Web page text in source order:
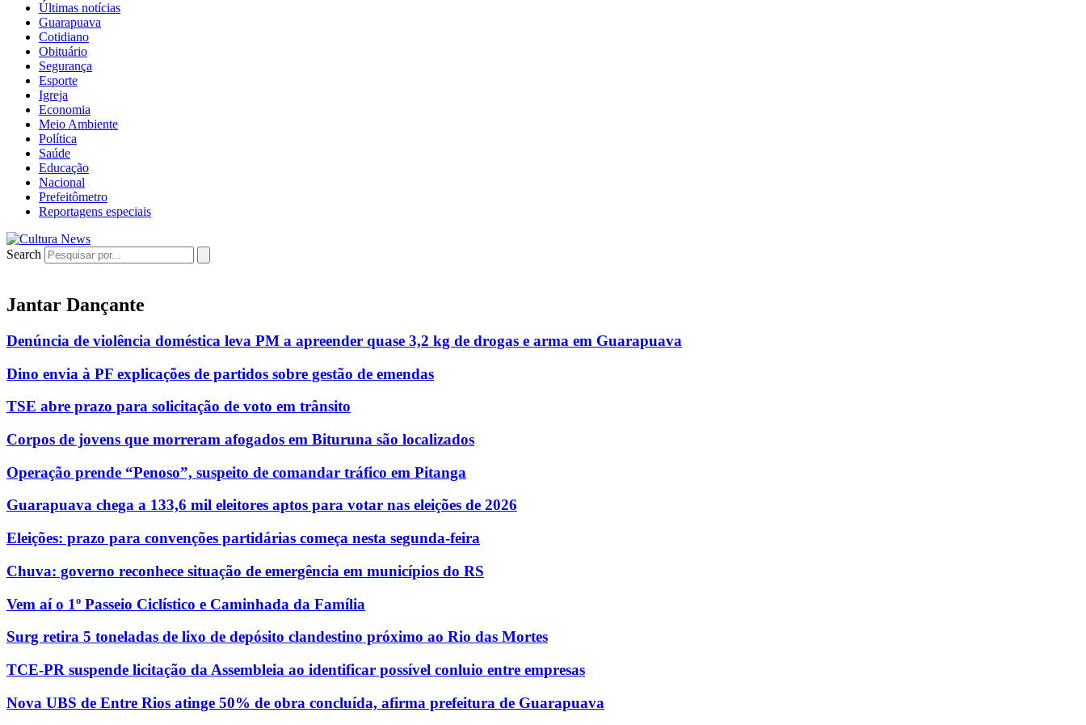
Últimas notícias
Guarapuava
Cotidiano
Obituário
Segurança
Esporte
Igreja
Economia
Meio Ambiente
Política
Saúde
Educação
Nacional
Prefeitômetro
Reportagens especiais
Search
Jantar Dançante
Denúncia de violência doméstica leva PM a apreender quase 3,2 kg de drogas e arma em Guarapuava
Dino envia à PF explicações de partidos sobre gestão de emendas
TSE abre prazo para solicitação de voto em trânsito
Corpos de jovens que morreram afogados em Bituruna são localizados
Operação prende “Penoso”, suspeito de comandar tráfico em Pitanga
Guarapuava chega a 133,6 mil eleitores aptos para votar nas eleições de 2026
Eleições: prazo para convenções partidárias começa nesta segunda-feira
Chuva: governo reconhece situação de emergência em municípios do RS
Vem aí o 1º Passeio Ciclístico e Caminhada da Família
Surg retira 5 toneladas de lixo de depósito clandestino próximo ao Rio das Mortes
TCE-PR suspende licitação da Assembleia ao identificar possível conluio entre empresas
Nova UBS de Entre Rios atinge 50% de obra concluída, afirma prefeitura de Guarapuava